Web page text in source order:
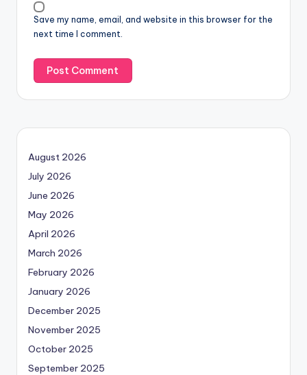
Save my name, email, and website in this browser for the
next time I comment.
August 2026
July 2026
June 2026
May 2026
April 2026
March 2026
February 2026
January 2026
December 2025
November 2025
October 2025
September 2025